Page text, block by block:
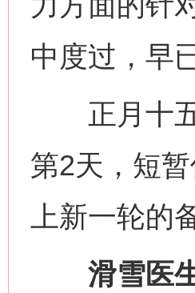
中度过，早
正月十五
第2天，短
上新一轮的
滑雪医生